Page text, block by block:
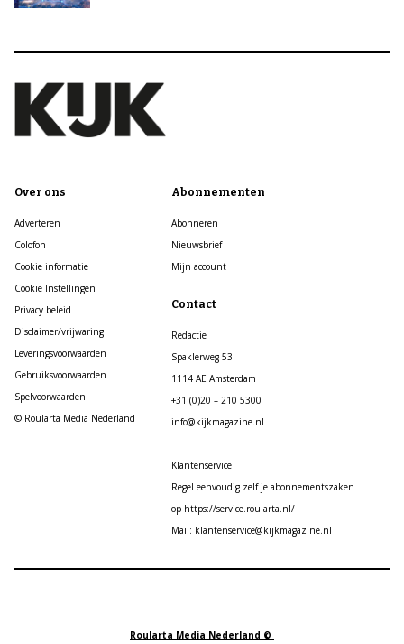
Over ons
Adverteren
Colofon
Cookie informatie
Cookie Instellingen
Privacy beleid
Disclaimer/vrijwaring
Leveringsvoorwaarden
Gebruiksvoorwaarden
Spelvoorwaarden
© Roularta Media Nederland
Abonnementen
Abonneren
Nieuwsbrief
Mijn account
Contact
Redactie
Spaklerweg 53
1114 AE Amsterdam
+31 (0)20 – 210 5300
info@kijkmagazine.nl
Klantenservice
Regel eenvoudig zelf je abonnementszaken
op https://service.roularta.nl/
Mail: klantenservice@kijkmagazine.nl
Roularta Media Nederland ©